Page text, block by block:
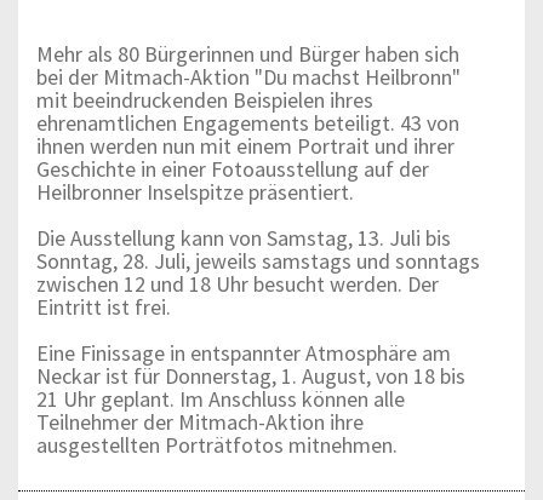
Mehr als 80 Bürgerinnen und Bürger haben sich
bei der Mitmach-Aktion "Du machst Heilbronn"
mit beeindruckenden Beispielen ihres
ehrenamtlichen Engagements beteiligt. 43 von
ihnen werden nun mit einem Portrait und ihrer
Geschichte in einer Fotoausstellung auf der
Heilbronner Inselspitze präsentiert.
Die Ausstellung kann von Samstag, 13. Juli bis
Sonntag, 28. Juli, jeweils samstags und sonntags
zwischen 12 und 18 Uhr besucht werden. Der
Eintritt ist frei.
Eine Finissage in entspannter Atmosphäre am
Neckar ist für Donnerstag, 1. August, von 18 bis
21 Uhr geplant. Im Anschluss können alle
Teilnehmer der Mitmach-Aktion ihre
ausgestellten Porträtfotos mitnehmen.